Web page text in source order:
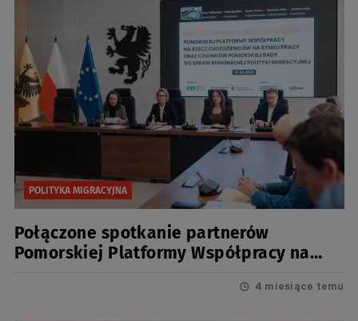
POLITYKA MIGRACYJNA
Połączone spotkanie partnerów
Pomorskiej Platformy Współpracy na
członków Pomorskiej Rady do spraw
4 miesiące temu